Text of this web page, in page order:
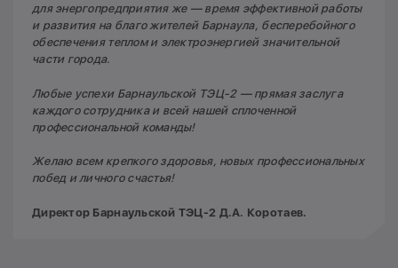
для энергопредприятия же — время эффективной работы
и развития на благо жителей Барнаула, бесперебойного
обеспечения теплом и электроэнергией значительной
части города.
Любые успехи Барнаульской ТЭЦ-2 — прямая заслуга
каждого сотрудника и всей нашей сплоченной
профессиональной команды!
Желаю всем крепкого здоровья, новых профессиональных
побед и личного счастья!
Директор Барнаульской ТЭЦ-2 Д.А. Коротаев.